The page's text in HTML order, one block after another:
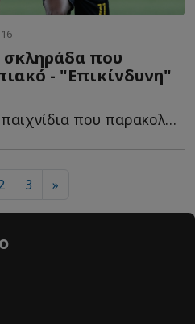
που
- "Επικίνδυνη"
Τα δύο... διαφορετικά παιχνίδια που παρακολουθήσαμε σ...
3 »